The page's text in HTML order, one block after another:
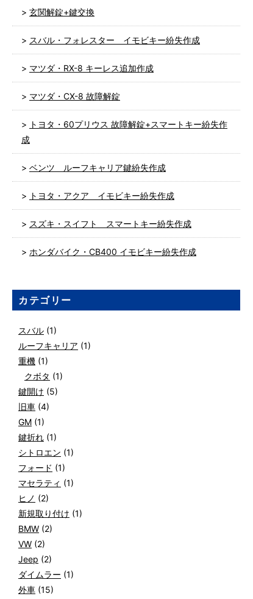
玄関解錠+鍵交換
スバル・フォレスター イモビキー紛失作成
マツダ・RX-8 キーレス追加作成
マツダ・CX-8 故障解錠
トヨタ・60プリウス 故障解錠+スマートキー紛失作
成
ベンツ ルーフキャリア鍵紛失作成
トヨタ・アクア イモビキー紛失作成
スズキ・スイフト スマートキー紛失作成
ホンダバイク・CB400 イモビキー紛失作成
カテゴリー
スバル (1)
ルーフキャリア (1)
重機 (1)
クボタ (1)
鍵開け (5)
旧車 (4)
GM (1)
鍵折れ (1)
シトロエン (1)
フォード (1)
マセラティ (1)
ヒノ (2)
新規取り付け (1)
BMW (2)
VW (2)
Jeep (2)
ダイムラー (1)
外車 (15)